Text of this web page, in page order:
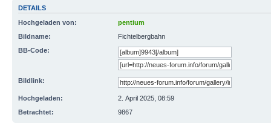
DETAILS
Hochgeladen von:
pentium
Bildname:
Fichtelbergbahn
BB-Code:
Bildlink:
Hochgeladen:
2. April 2025, 08:59
Betrachtet:
9867